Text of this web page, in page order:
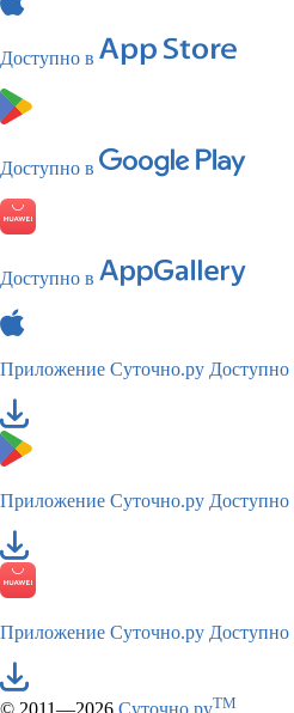
Доступно в
Доступно в
Доступно в
Приложение Суточно.ру Доступно
Приложение Суточно.ру Доступно
Приложение Суточно.ру
TM